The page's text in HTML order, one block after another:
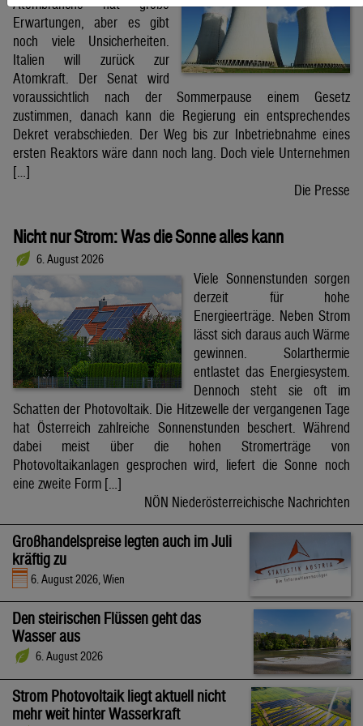
Atombranche hat große
Erwartungen, aber es gibt
noch viele Unsicherheiten.
Italien will zurück zur
Atomkraft. Der Senat wird
voraussichtlich nach der Sommerpause einem Gesetz
zustimmen, danach kann die Regierung ein entsprechendes
Dekret verabschieden. Der Weg bis zur Inbetriebnahme eines
ersten Reaktors wäre dann noch lang. Doch viele Unternehmen
[…]
Die Presse
Nicht nur Strom: Was die Sonne alles kann
6. August 2026
Viele Sonnenstunden sorgen
derzeit für hohe
Energieerträge. Neben Strom
lässt sich daraus auch Wärme
gewinnen. Solarthermie
entlastet das Energiesystem.
Dennoch steht sie oft im
Schatten der Photovoltaik. Die Hitzewelle der vergangenen Tage
hat Österreich zahlreiche Sonnenstunden beschert. Während
dabei meist über die hohen Stromerträge von
Photovoltaikanlagen gesprochen wird, liefert die Sonne noch
eine zweite Form […]
NÖN Niederösterreichische Nachrichten
Großhandelspreise legten auch im Juli
kräftig zu
6. August 2026, Wien
Den steirischen Flüssen geht das
Wasser aus
6. August 2026
Strom Photovoltaik liegt aktuell nicht
mehr weit hinter Wasserkraft